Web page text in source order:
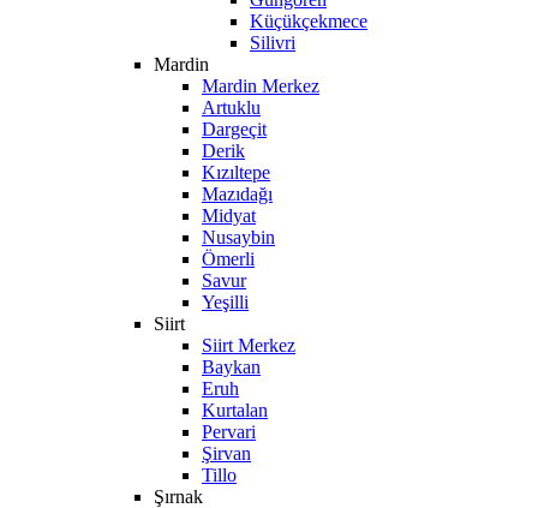
Küçükçekmece
Silivri
Mardin
Mardin Merkez
Artuklu
Dargeçit
Derik
Kızıltepe
Mazıdağı
Midyat
Nusaybin
Ömerli
Savur
Yeşilli
Siirt
Siirt Merkez
Baykan
Eruh
Kurtalan
Pervari
Şirvan
Tillo
Şırnak